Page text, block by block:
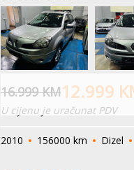
16.999KM12.999
U cijenu je uračunat PDV
2010 156000 km Dizel